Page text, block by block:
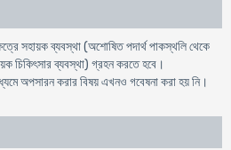
সহায়ক ব্যবস্থা (অশোষিত পদার্থ পাকস্থলি থেকে
চিকিৎসার ব্যবস্থা) গ্রহন করতে হবে।
অপসারন করার বিষয় এখনও গবেষনা করা হয় নি।